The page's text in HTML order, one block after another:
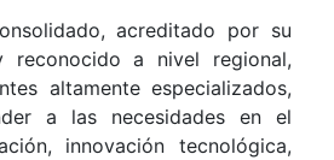
acreditado por su
reconocido a nivel regional,
altamente especializados,
a las necesidades en el
innovación tecnológica,